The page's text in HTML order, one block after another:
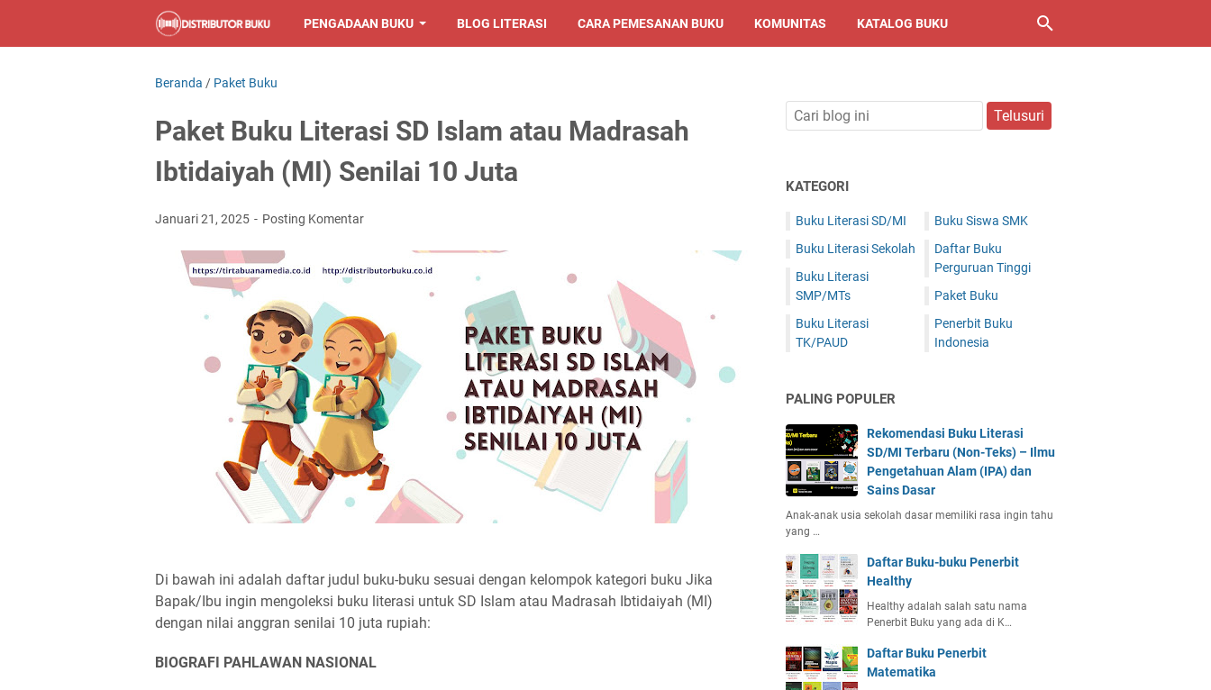
PENGADAAN BUKU BLOG LITERASI CARA PEMESANAN BUKU KOMUNITAS KATALOG BUKU
Beranda / Paket Buku
Paket Buku Literasi SD Islam atau Madrasah
Ibtidaiyah (MI) Senilai 10 Juta
Januari 21, 2025 Posting Komentar
Di bawah ini adalah daftar judul buku-buku sesuai dengan kelompok kategori buku Jika
Bapak/Ibu ingin mengoleksi buku literasi untuk SD Islam atau Madrasah Ibtidaiyah (MI)
dengan nilai anggran senilai 10 juta rupiah:
BIOGRAFI PAHLAWAN NASIONAL
KATEGORI
Buku Literasi SD/MI
Buku Literasi Sekolah
Buku Literasi
SMP/MTs
Buku Literasi
TK/PAUD
Buku Siswa SMK
Daftar Buku
Perguruan Tinggi
Paket Buku
Penerbit Buku
Indonesia
PALING POPULER
Rekomendasi Buku Literasi
SD/MI Terbaru (Non-Teks) – Ilmu
Pengetahuan Alam (IPA) dan
Sains Dasar
Anak-anak usia sekolah dasar memiliki rasa ingin tahu
yang …
Daftar Buku-buku Penerbit
Healthy
Healthy adalah salah satu nama
Penerbit Buku yang ada di K…
Daftar Buku Penerbit
Matematika